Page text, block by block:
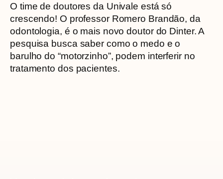
O time de doutores da Univale está só
crescendo! O professor Romero Brandão, da
odontologia, é o mais novo doutor do Dinter. A
pesquisa busca saber como o medo e o
barulho do “motorzinho”, podem interferir no
tratamento dos pacientes.